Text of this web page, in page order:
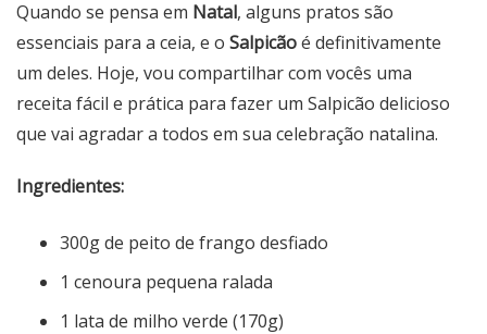
Quando se pensa em Natal, alguns pratos são
essenciais para a ceia, e o Salpicãoé definitivamente
um deles. Hoje, vou compartilhar com vocês uma
receita fácil e prática para fazer um Salpicão delicioso
que vai agradar a todos em sua celebração natalina.
Ingredientes:
300g de peito de frango desfiado
1 cenoura pequena ralada
1 lata de milho verde (170g)